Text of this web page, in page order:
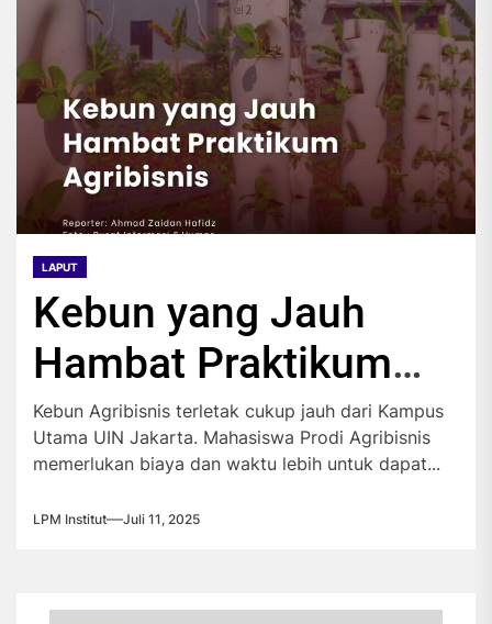
LAPUT
Kebun yang Jauh
Hambat Praktikum
Agribisnis
Kebun Agribisnis terletak cukup jauh dari Kampus
Utama UIN Jakarta. Mahasiswa Prodi Agribisnis
memerlukan biaya dan waktu lebih untuk dapat...
LPM Institut Juli 11, 2025